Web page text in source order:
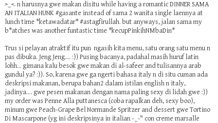
>_<. n harusnya gwe makan disitu while having a romantic DINNER SAMA
AN ITALIAN HUNK #gasante instead of sama 2 wanita single laennya at
lunch time *ketawadatar* #astagfirullah. but anyways, jalan sama my
b*atches was another funtastic time *kecupPinkihNMbaDin*
Trus si pelayan atraktif itu pun ngasih kita menu, satu orang satu menu n
pas dibuka. Jeng Jeng.... :)) Pusing bacanya, padahal masih huruf latin
lohh... gimana kalu besok gwe makan di al-safeer and tulisannya arab
gundul ya? :)). So, karena gwe ga ngerti bahasa italy n di situ cuman ada
deskripsi makanan, berupa bahan2 dalam istilan english n italy,
jadinya.... gwe pesen makanan dengan nama paling sexy di lidah gwe :))
my order was Penne Alla puttanesca (coba rapalkan deh, sexy boo),
minum gwe Peach-Grape Bel Normande Spritzer and dessert gwe Tortino
Di Mascarpone (yg ini deskripsinya in italian -_-" con creme marsalle